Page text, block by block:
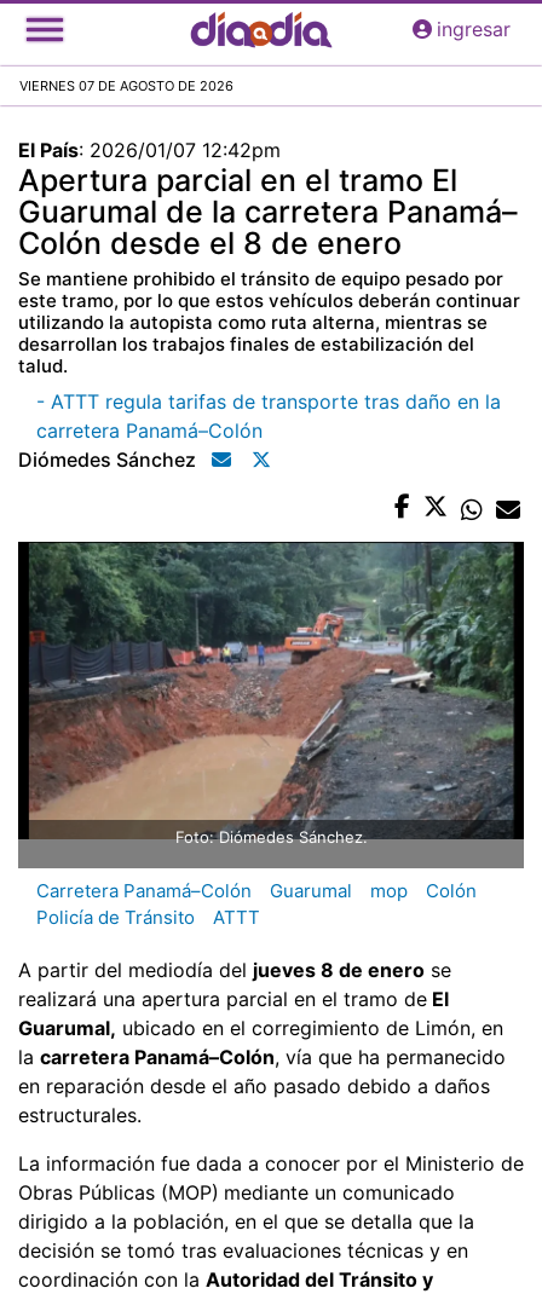
Pasar
al
principal
ingresar
VIERNES 07 DE AGOSTO DE 2026
El País: 2026/01/07 12:42pm
Apertura parcial en el tramo El
Guarumal de la carretera Panamá–
Colón desde el 8 de enero
Se mantiene prohibido el tránsito de equipo pesado por
este tramo, por lo que estos vehículos deberán continuar
utilizando la autopista como ruta alterna, mientras se
desarrollan los trabajos finales de estabilización del
talud.
- ATTT regula tarifas de transporte tras daño en la
carretera Panamá–Colón
Diómedes Sánchez
Foto: Diómedes Sánchez.
Carretera Panamá–Colón Guarumal mop
Colón
Policía de Tránsito
ATTT
A partir del mediodía del jueves 8 de enero se
realizará una apertura parcial en el tramo de El
Guarumal, ubicado en el corregimiento de Limón, en
la carretera Panamá–Colón, vía que ha permanecido
en reparación desde el año pasado debido a daños
estructurales.
La información fue dada a conocer por el Ministerio de
Obras Públicas (MOP) mediante un comunicado
dirigido a la población, en el que se detalla que la
decisión se tomó tras evaluaciones técnicas y en
coordinación con la Autoridad del Tránsito y